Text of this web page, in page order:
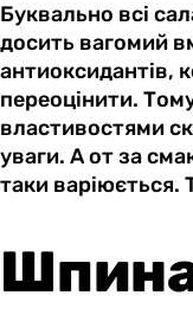
Буквально всі
досить вагомий
антиоксидантів,
переоцінити.
властивостями
уваги. А от за
таки варіюється.